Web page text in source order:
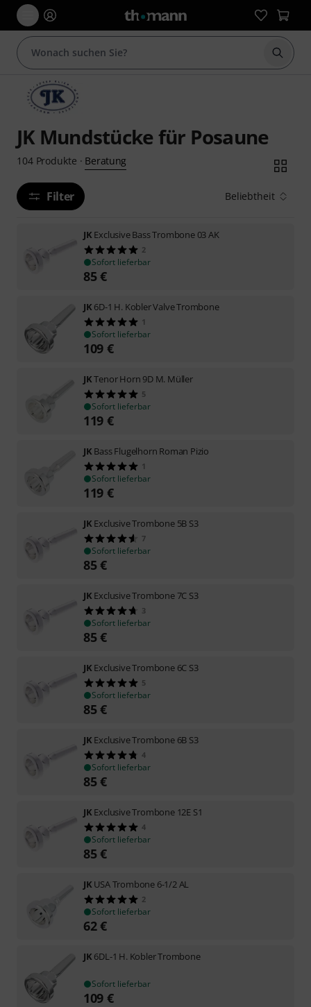
Suche
JK Mundstücke für Posaune
104 Produkte · Beratung
Filter Beliebtheit
JK Exclusive Bass Trombone 03 AK
2
Sofort lieferbar
85€
JK 6D-1 H. Kobler Valve Trombone
1
Sofort lieferbar
109 €
JKTenor Horn 9D M. Müller
5
Sofort lieferbar
119 €
JK Bass Flugelhorn Roman Pizio
1
Sofort lieferbar
119 €
JK Exclusive Trombone 5B S3
7
Sofort lieferbar
85€
JK Exclusive Trombone 7C S3
3
Sofort lieferbar
85€
JK Exclusive Trombone 6C S3
5
Sofort lieferbar
85€
JK Exclusive Trombone 6B S3
4
Sofort lieferbar
85€
JK Exclusive Trombone 12E S1
4
Sofort lieferbar
85€
JK USA Trombone 6-1/2 AL
2
Sofort lieferbar
62€
JK 6DL-1 H. Kobler Trombone
Sofort lieferbar
109 €